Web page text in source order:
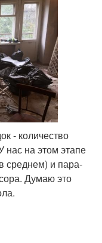
- количество
нас на этом этапе
среднем) и пара-
Думаю это